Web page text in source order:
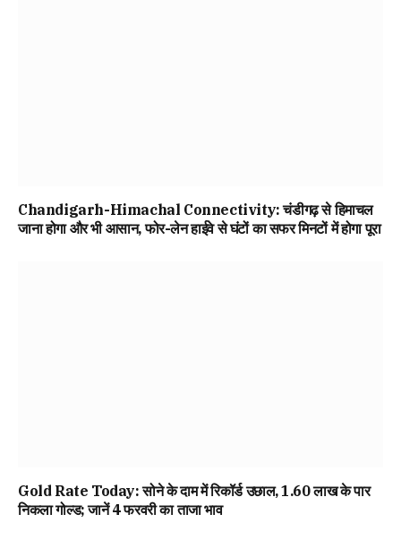
Chandigarh-Himachal Connectivity: चंडीगढ़ से हिमाचल
जाना होगा और भी आसान, फोर-लेन हाईवे से घंटों का सफर मिनटों में होगा पूरा
Gold Rate Today: सोने के दाम में रिकॉर्ड उछाल, ₹1.60 लाख के पार
निकला गोल्ड; जानें 4 फरवरी का ताजा भाव